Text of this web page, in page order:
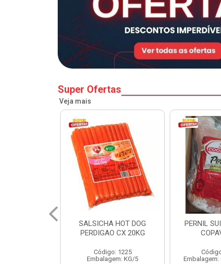
Super Ofertas
Veja mais
PERNIL SUINO C/OSSO
COPAVEL KG
Código: 12301
Embalagem: CX/± 19,56 KG